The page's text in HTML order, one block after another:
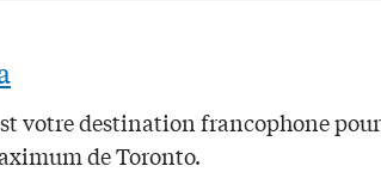
votre destination francophone pour
de Toronto.